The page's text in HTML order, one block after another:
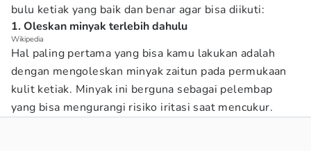
bulu ketiak yang baik dan benar agar bisa diikuti:
1. Oleskan minyak terlebih dahulu
Wikipedia
Hal paling pertama yang bisa kamu lakukan adalah
dengan mengoleskan minyak zaitun pada permukaan
kulit ketiak. Minyak ini berguna sebagai pelembap
yang bisa mengurangi risiko iritasi saat mencukur.